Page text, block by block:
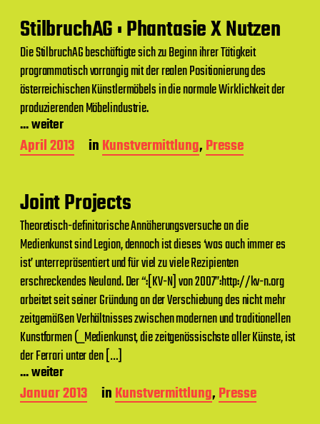
t
r
a
g
s
d
a
t
u
m
StilbruchAG : Phantasie X Nutzen
Die StilbruchAG beschäftigte sich zu Beginn ihrer Tätigkeit
programmatisch vorrangig mit der realen Positionierung des
österreichischen Künstlermöbels in die normale Wirklichkeit der
produzierenden Möbelindustrie.
... weiter
B
e
r
a
g
s
d
a
t
u
m
April 2013 inKunstvermittlung,Presse
Joint Projects
Theoretisch-definitorische Annäherungsversuche an die
Medienkunst sind Legion, dennoch ist dieses ‘was auch immer es
ist’ unterrepräsentiert und für viel zu viele Rezipienten
erschreckendes Neuland. Der “:[KV-N] von 2007”:http://kv-n.org
arbeitet seit seiner Gründung an der Verschiebung des nicht mehr
zeitgemäßen Verhältnisses zwischen modernen und traditionellen
Kunstformen (_Medienkunst, die zeitgenössischste aller Künste, ist
der Ferrari unter den […]
... weiter
B
e
Januar 2013 inKunstvermittlung,Presse